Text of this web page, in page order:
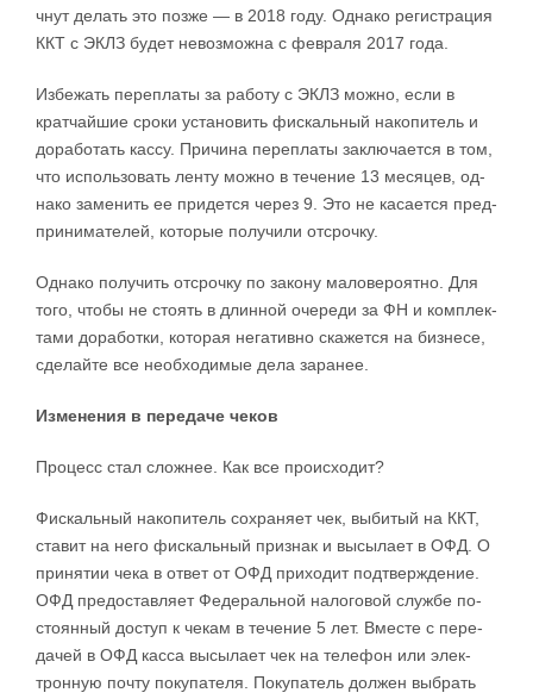
ч­нут де­лать это поз­же — в 2018 го­ду. Од­на­ко ре­ги­стра­ция
ККТ с ЭКЛЗ бу­дет не­воз­мо­ж­на с фев­ра­ля 2017 го­да.
Из­бе­жать пе­ре­пла­ты за ра­бо­ту с ЭКЛЗ мо­ж­но, ес­ли в
крат­чай­шие сро­ки уста­но­вить фис­каль­ный на­ко­пи­тель и
до­ра­бо­тать кас­су. При­чи­на пе­ре­пла­ты за­клю­ча­ет­ся в том,
что ис­поль­зо­вать лен­ту мо­ж­но в те­че­ние 13 ме­ся­цев, од­
на­ко за­ме­нить ее при­дет­ся че­рез 9. Это не ка­са­ет­ся пред­
при­ни­ма­те­лей, ко­то­рые по­лу­чи­ли от­сроч­ку.
Од­на­ко по­лу­чить от­сроч­ку по за­ко­ну ма­ло­ве­ро­ят­но. Для
то­го, что­бы не сто­ять в длин­ной оче­ре­ди за ФН и ко­м­плек­
та­ми до­ра­бо­т­ки, ко­то­рая не­га­тив­но ска­жет­ся на биз­не­се,
сде­лай­те все не­об­хо­ди­мые де­ла за­ра­нее.
Из­ме­не­ния в пе­ре­да­че че­ков
Про­цесс стал сло­ж­нее. Как все про­ис­хо­дит?
Фис­каль­ный на­ко­пи­тель со­хра­ня­ет чек, вы­би­тый на ККТ,
ста­вит на не­го фис­каль­ный при­знак и вы­сы­ла­ет в ОФД. О
при­ня­тии че­ка в от­вет от ОФД при­хо­дит под­твер­ж­де­ние.
ОФД пре­до­став­ля­ет Фе­де­раль­ной на­ло­го­вой слу­ж­бе по­
сто­ян­ный до­ступ к че­кам в те­че­ние 5 лет. В­ме­сте с пе­ре­
да­чей в ОФД кас­са вы­сы­ла­ет чек на те­ле­фон или элек­
трон­ную по­чту по­ку­па­те­ля. По­ку­па­тель дол­жен вы­брать